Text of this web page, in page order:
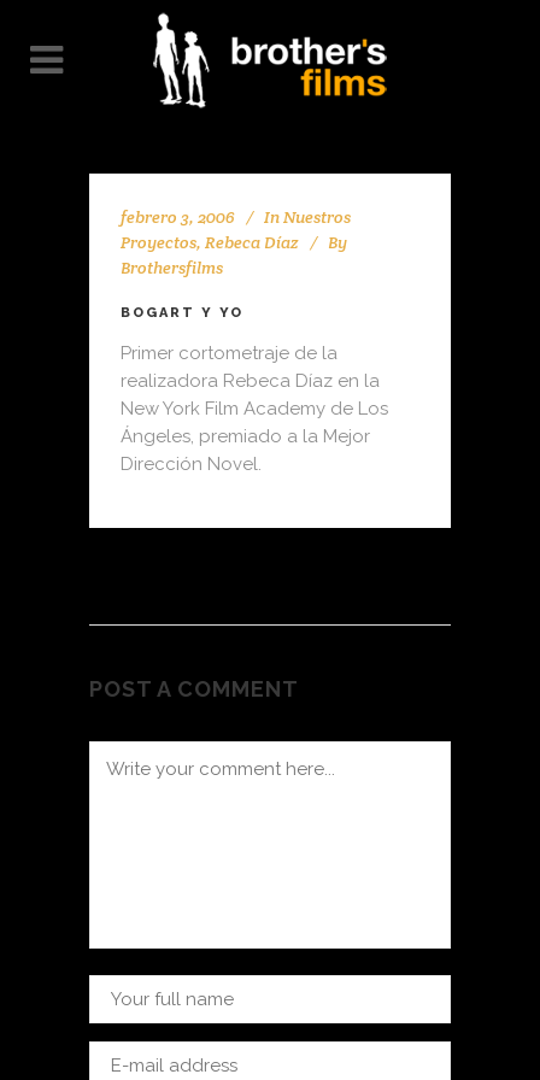
febrero 3, 2006 InNuestros
Proyectos, Rebeca Díaz
By
Brothersfilms
BOGART Y YO
Primer cortometraje de la
realizadora Rebeca Díaz en la
New York Film Academy de Los
Ángeles, premiado a la Mejor
Dirección Novel.
POST A COMMENT